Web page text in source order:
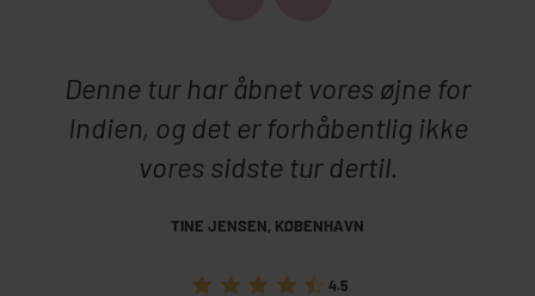
Denne tur har åbnet vores øjne for
Indien, og det er forhåbentlig ikke
vores sidste tur dertil.
TINE JENSEN, KØBENHAVN
4.5